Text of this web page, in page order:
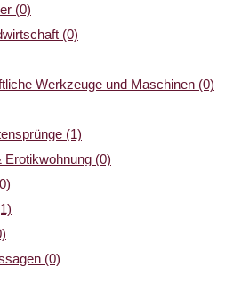
(0)
(0)
Werkzeuge und Maschinen (0)
(1)
Erotikwohnung (0)
(0)